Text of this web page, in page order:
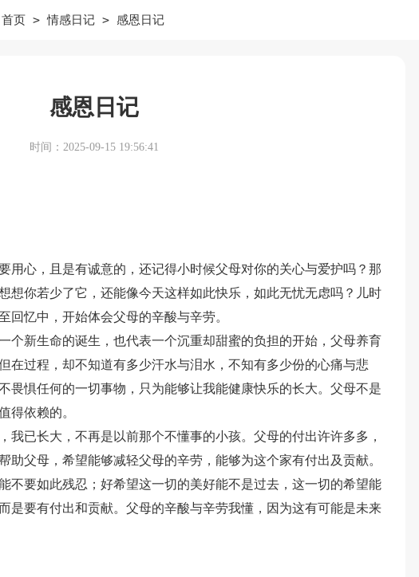
首页 > 情感日记 > 感恩日记
感恩日记
时间：2025-09-15 19:56:41
用心，且是有诚意的，还记得小时候父母对你的关心与爱护吗？那
想你若少了它，还能像今天这样如此快乐，如此无忧无虑吗？儿时
回忆中，开始体会父母的辛酸与辛劳。
个新生命的诞生，也代表一个沉重却甜蜜的负担的开始，父母养育
在过程，却不知道有多少汗水与泪水，不知有多少份的心痛与悲
畏惧任何的一切事物，只为能够让我能健康快乐的长大。父母不是
得依赖的。
我已长大，不再是以前那个不懂事的小孩。父母的付出许许多多，
助父母，希望能够减轻父母的辛劳，能够为这个家有付出及贡献。
不要如此残忍；好希望这一切的美好能不是过去，这一切的希望能
是要有付出和贡献。父母的辛酸与辛劳我懂，因为这有可能是未来